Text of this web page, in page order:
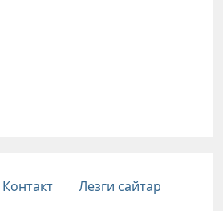
Контакт
Лезги сайтар